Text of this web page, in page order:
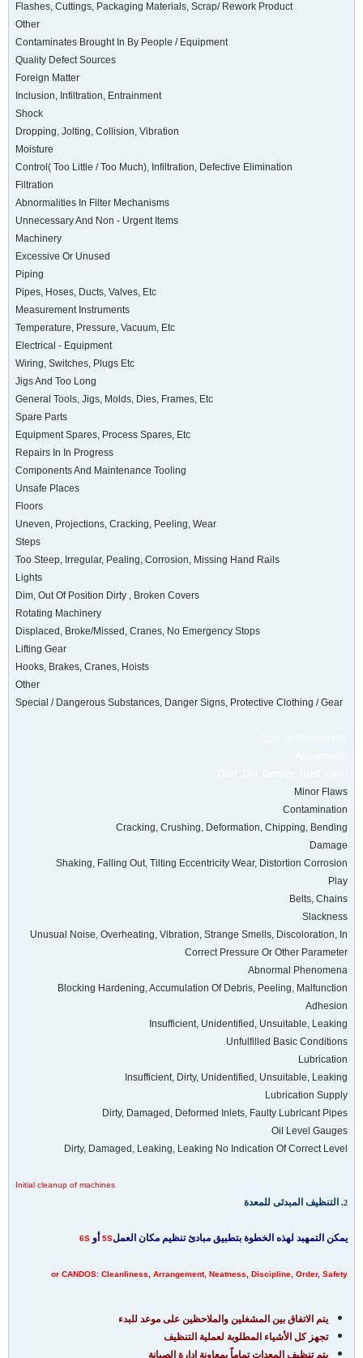
Flashes, Cuttings, Packaging Materials, Scrap/ Rework Product
Other
Contaminates Brought In By People / Equipment
Quality Defect Sources
Foreign Matter
Inclusion, Infiltration, Entrainment
Shock
Dropping, Jolting, Collision, Vibration
Moisture
Control( Too Little / Too Much), Infiltration, Defective Elimination
Filtration
Abnormalities In Filter Mechanisms
Unnecessary And Non - Urgent Items
Machinery
Excessive Or Unused
Piping
Pipes, Hoses, Ducts, Valves, Etc
Measurement Instruments
Temperature, Pressure, Vacuum, Etc
Electrical - Equipment
Wiring, Switches, Plugs Etc
Jigs And Too Long
General Tools, Jigs, Molds, Dies, Frames, Etc
Spare Parts
Equipment Spares, Process Spares, Etc
Repairs In In Progress
Components And Maintenance Tooling
Unsafe Places
Floors
Uneven, Projections, Cracking, Peeling, Wear
Steps
Too Steep, Irregular, Pealing, Corrosion, Missing Hand Rails
Lights
Dim, Out Of Position Dirty , Broken Covers
Rotating Machinery
Displaced, Broke/Missed, Cranes, No Emergency Stops
Lifting Gear
Hooks, Brakes, Cranes, Hoists
Other
Special / Dangerous Substances, Danger Signs, Protective Clothing / Gear
Minor Flaws
Contamination
Cracking, Crushing, Deformation, Chipping, Bending
Damage
Shaking, Falling Out, Tilting Eccentricity Wear, Distortion Corrosion
Play
Belts, Chains
Slackness
Unusual Noise, Overheating, Vibration, Strange Smells, Discoloration, In
Correct Pressure Or Other Parameter
Abnormal Phenomena
Blocking Hardening, Accumulation Of Debris, Peeling, Malfunction
Adhesion
Insufficient, Unidentified, Unsuitable, Leaking
Unfulfilled Basic Conditions
Lubrication
Insufficient, Dirty, Unidentified, Unsuitable, Leaking
Lubrication Supply
Dirty, Damaged, Deformed Inlets, Faulty Lubricant Pipes
Oil Level Gauges
Dirty, Damaged, Leaking, Leaking No Indication Of Correct Level
Initial cleanup of machines
2. التنظيف المبدئى للمعدة
يمكن التمهبد لهذه الخطوة بتطبيق مبادئتنظيم مكان العمل5S أو 6S
or CANDOS: Cleanliness, Arrangement, Neatness, Discipline, Order, Safety
يتم الاتفاق بين المشغلين والملاحظين على موعد للبدء
تجهز كل الأشياء المطلوبة لعملية التنظيف
يتم تنظيف المعدات تماماً بمعاونة إدارة الصيانة